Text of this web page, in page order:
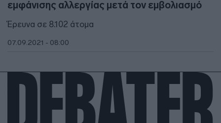
εμφάνισης αλλεργίας μετά τον εμβολιασμό
Έρευνα σε 8.102 άτομα
07.09.2021 - 08:00